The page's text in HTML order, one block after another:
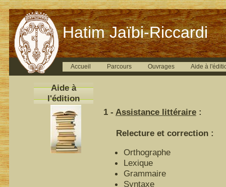
Hatim Jaïbi-Riccardi
Accueil Parcours Ouvrages Aide à
Aide à
l'édition
1 - Assistance littéraire :
Relecture et correction :
Orthographe
Lexique
Grammaire
Syntaxe